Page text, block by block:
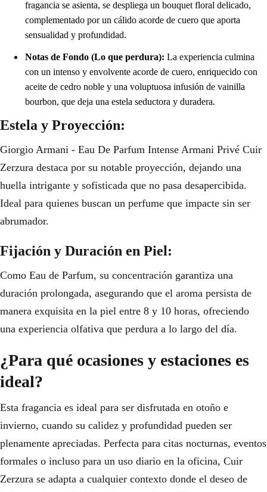
fragancia se asienta, se despliega un bouquet floral delicado,
complementado por un cálido acorde de cuero que aporta
sensualidad y profundidad.
Notas de Fondo (Lo que perdura): La experiencia culmina
con un intenso y envolvente acorde de cuero, enriquecido con
aceite de cedro noble y una voluptuosa infusión de vainilla
bourbon, que deja una estela seductora y duradera.
Estela y Proyección:
Giorgio Armani - Eau De Parfum Intense Armani Privé Cuir
Zerzura destaca por su notable proyección, dejando una
huella intrigante y sofisticada que no pasa desapercibida.
Ideal para quienes buscan un perfume que impacte sin ser
abrumador.
Fijación y Duración en Piel:
Como Eau de Parfum, su concentración garantiza una
duración prolongada, asegurando que el aroma persista de
manera exquisita en la piel entre 8 y 10 horas, ofreciendo
una experiencia olfativa que perdura a lo largo del día.
¿Para qué ocasiones y estaciones es
ideal?
Esta fragancia es ideal para ser disfrutada en otoño e
invierno, cuando su calidez y profundidad pueden ser
plenamente apreciadas. Perfecta para citas nocturnas, eventos
formales o incluso para un uso diario en la oficina, Cuir
Zerzura se adapta a cualquier contexto donde el deseo de